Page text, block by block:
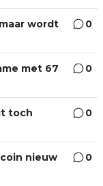
wordt
0
met 67
0
toch
0
nieuw
0